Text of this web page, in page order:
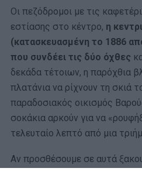
Οι πεζόδρομοι με τις
εστίασης στο κέντρο, η
(κατασκευασμένη το 1886
που συνδέει τις δύο όχθες
δεκάδα τέτοιων, η παρόχθια
πλατάνια να ρίχνουν τη σκιά
παραδοσιακός οικισμός
σοκάκια αρκούν για να
τελευταίο λεπτό από μια
Αν προσθέσουμε σε αυτά